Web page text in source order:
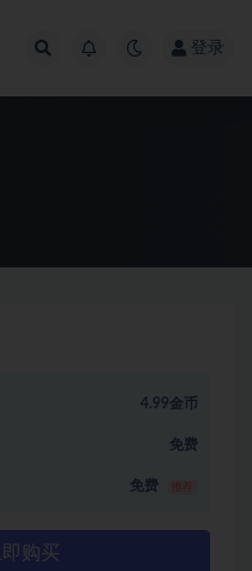
登录
4.99金币
免费
免费
购买